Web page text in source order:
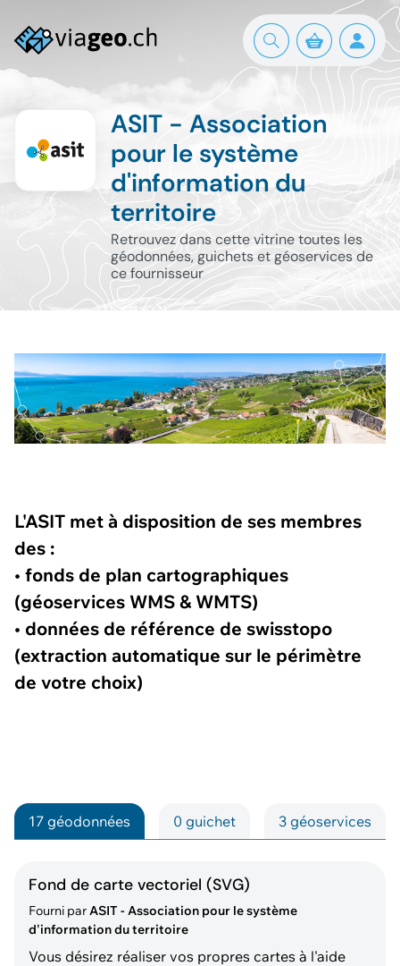
ASIT - Association
pour le système
d'information du
territoire
Retrouvez dans cette vitrine toutes les
géodonnées, guichets et géoservices de
ce fournisseur
L'ASIT met à disposition de ses membres
des :
• fonds de plan cartographiques
(géoservices WMS & WMTS)
• données de référence de swisstopo
(extraction automatique sur le périmètre
de votre choix)
17 géodonnées 0 guichet 3 géoservices
Fond de carte vectoriel (SVG)
Fourni parASIT - Association pour le système
d'information du territoire
Vous désirez réaliser vos propres cartes à l'aide